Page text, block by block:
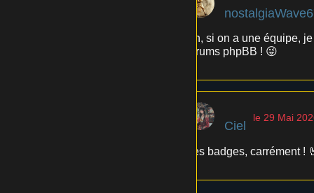
Ah, si on a une équipe,
forums phpBB ! 😜
Ciel
le 29 Mai
Les badges, carrément !